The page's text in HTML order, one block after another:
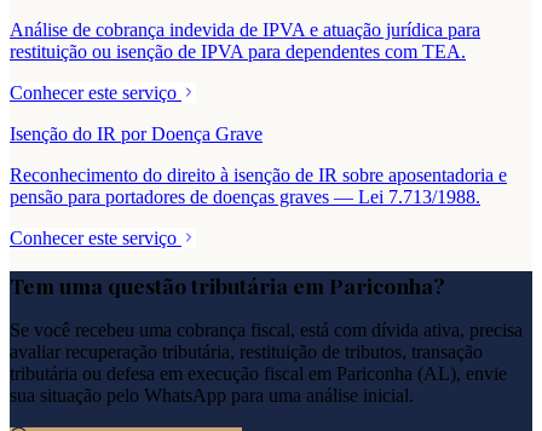
Análise de cobrança indevida de IPVA e atuação jurídica para
restituição ou isenção de IPVA para dependentes com TEA.
Conhecer este serviço
Isenção do IR por Doença Grave
Reconhecimento do direito à isenção de IR sobre aposentadoria e
pensão para portadores de doenças graves — Lei 7.713/1988.
Conhecer este serviço
Tem uma questão tributária em Pariconha?
Se você recebeu uma cobrança fiscal, está com dívida ativa, precisa
avaliar recuperação tributária, restituição de tributos, transação
tributária ou defesa em execução fiscal em Pariconha (AL), envie
sua situação pelo WhatsApp para uma análise inicial.